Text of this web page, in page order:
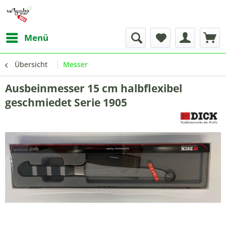
Menü
Übersicht Messer
Ausbeinmesser 15 cm halbflexibel
geschmiedet Serie 1905